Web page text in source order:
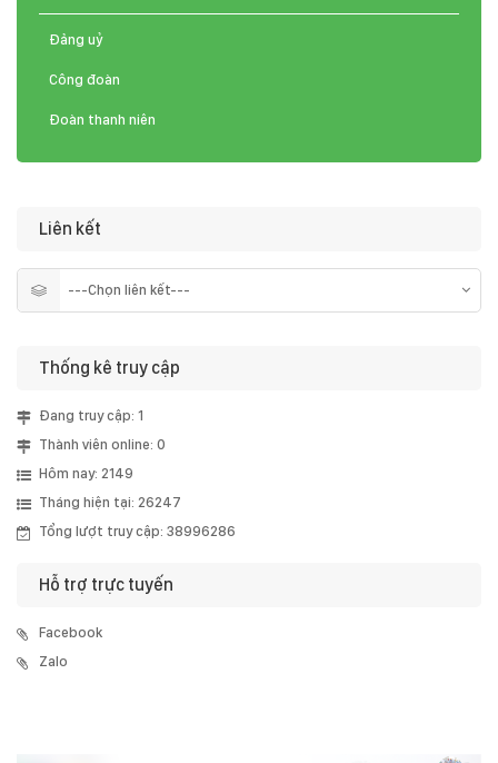
Đảng uỷ
Công đoàn
Đoàn thanh niên
Liên kết
Thống kê truy cập
Đang truy cập: 1
Thành viên online: 0
Hôm nay: 2149
Tháng hiện tại: 26247
Tổng lượt truy cập: 38996286
Hỗ trợ trực tuyến
Facebook
Zalo